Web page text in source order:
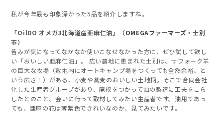
私が今年最も印象深かった5品を紹介しますね。
「OilDO オメガ3北海道産亜麻仁油」（OMEGAファーマーズ ・士別
市）
苦みが気になってなかなか使いこなせなかった方に、ぜひ試して欲し
い「おいしい亜麻仁油」。 広い農地に恵まれた士別は、サフォーク羊
の巨大な牧場（敷地内にオートキャンプ場をつくっても全然余裕、と
いう広さ！）がある、小麦や蕎麦のおいしい土地柄。そこで合同会社
化した生産者グループがあり、廃校をつかって油の製造に工夫をこら
したとのこと。会いに行って取材してみたい生産者です。油用であっ
ても、亜麻の花は薄紫色できれいなのか、見てみたいです。